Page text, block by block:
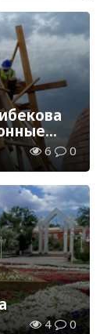
6 0
4 0